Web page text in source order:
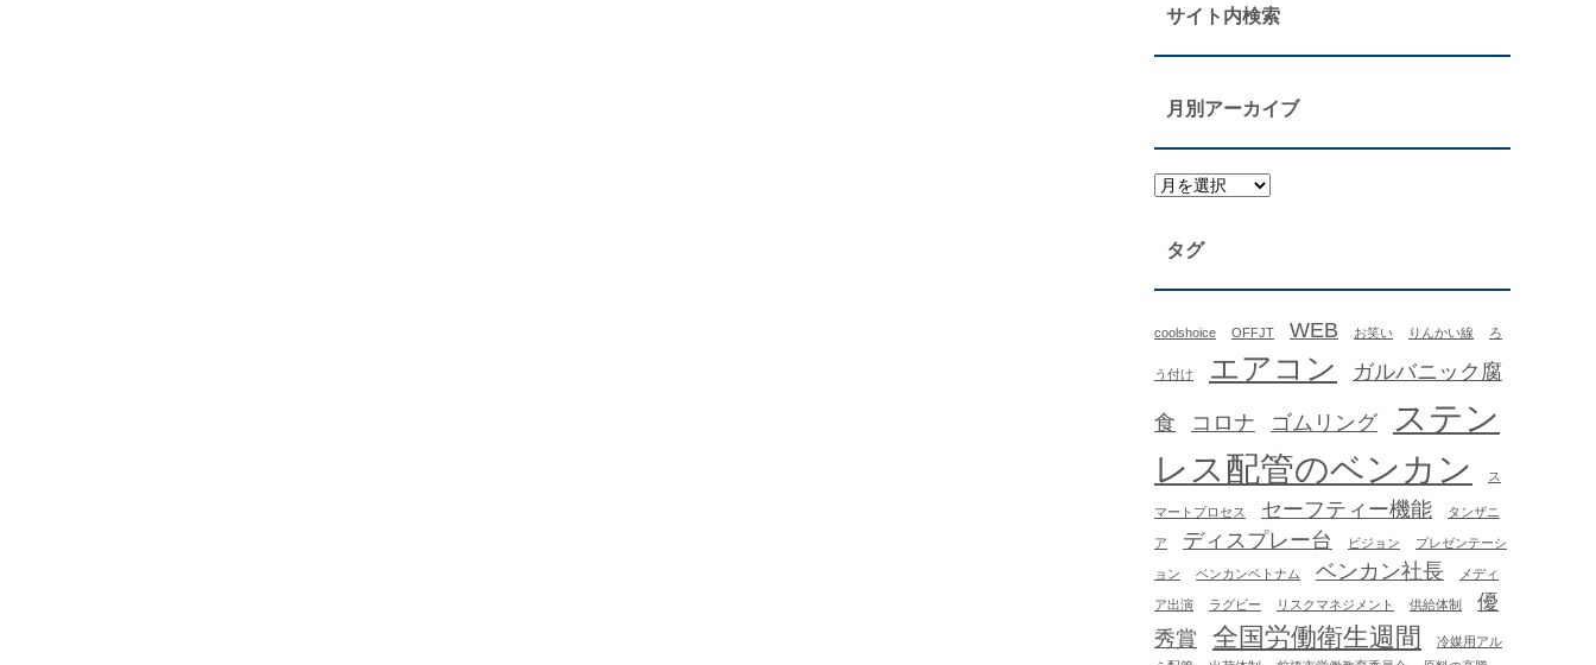
サイト内検索
月別アーカイブ
タグ
coolshoice OFFJT WEB お笑い りんかい線 ろ
う付け エアコン ガルバニック腐
食 コロナ ゴムリング
ステン
レス配管のベンカン
ス
マートプロセス セーフティー機能 タンザニ
ア ディスプレー台 ビジョン プレゼンテーシ
ョン ベンカンベトナム ベンカン社長 メディ
ア出演 ラグビー リスクマネジメント 供給体制
優
秀賞
全国労働衛生週間
冷媒用アル